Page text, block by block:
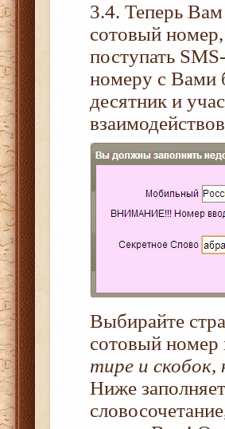
3.4. Теперь
сотовый
поступать
номеру с Вами
десятник и
Выбирайте
сотовый номер
тире и скобок,
Ниже